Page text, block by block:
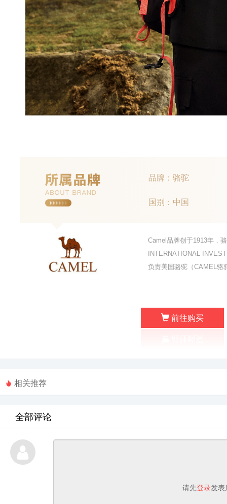
品牌：骆驼
国别：中国
Camel品牌创于1913年，
INTERNATIONAL
负责美国骆驼（CAMEL
前往购买
相关推荐
全部评论
请先登录发表